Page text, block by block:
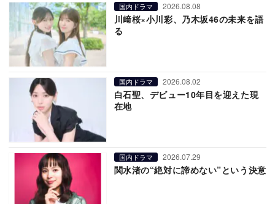
国内ドラマ 2026.08.08
川﨑桜×小川彩、乃木坂46の未来を語
る
国内ドラマ 2026.08.02
白石聖、デビュー10年目を迎えた現
在地
国内ドラマ 2026.07.29
関水渚の“絶対に諦めない”という決意